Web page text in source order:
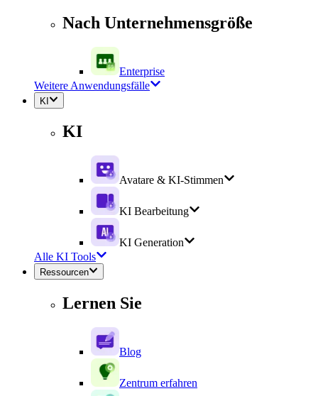
Nach Unternehmensgröße
Enterprise
Weitere Anwendungsfälle
KI
KI
Avatare & KI-Stimmen
KI Bearbeitung
KI Generation
Alle KI Tools
Ressourcen
Lernen Sie
Blog
Zentrum erfahren